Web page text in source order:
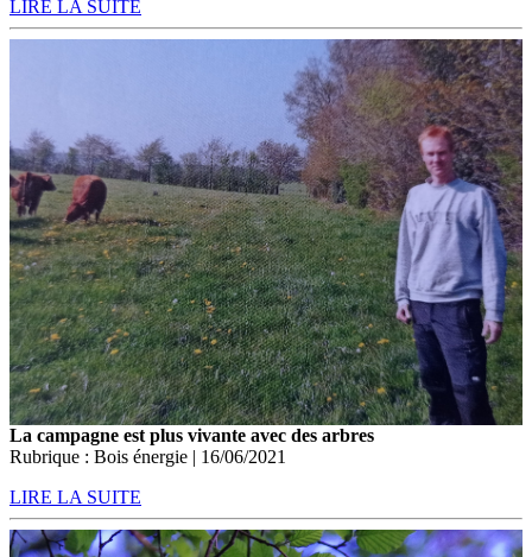
LIRE LA SUITE
La campagne est plus vivante avec des arbres
Rubrique : Bois énergie | 16/06/2021
LIRE LA SUITE